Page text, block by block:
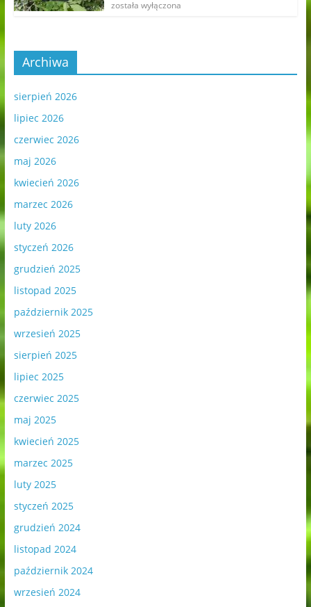
została wyłączona
Archiwa
sierpień 2026
lipiec 2026
czerwiec 2026
maj 2026
kwiecień 2026
marzec 2026
luty 2026
styczeń 2026
grudzień 2025
listopad 2025
październik 2025
wrzesień 2025
sierpień 2025
lipiec 2025
czerwiec 2025
maj 2025
kwiecień 2025
marzec 2025
luty 2025
styczeń 2025
grudzień 2024
listopad 2024
październik 2024
wrzesień 2024